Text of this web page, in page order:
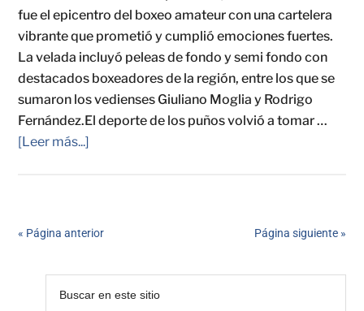
fue el epicentro del boxeo amateur con una cartelera
vibrante que prometió y cumplió emociones fuertes.
La velada incluyó peleas de fondo y semi fondo con
destacados boxeadores de la región, entre los que se
sumaron los vedienses Giuliano Moglia y Rodrigo
Fernández.El deporte de los puños volvió a tomar …
[Leer más...]
« Página anterior Página siguiente »